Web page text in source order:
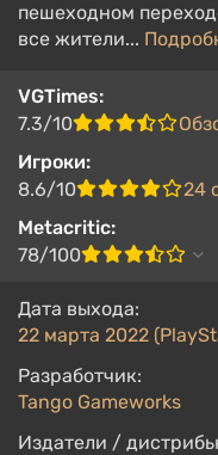
пешеходном
все жители...
VGTimes:
7.3/10
Игроки:
8.6/10
24
Metacritic:
78/100
Дата выхода:
22 марта 2022
Разработчик:
Tango Gameworks
Издатели /